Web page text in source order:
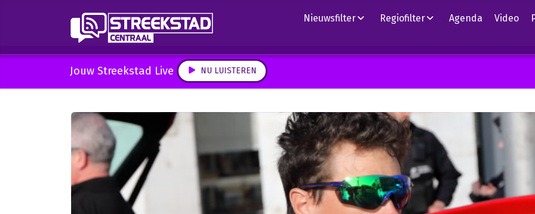
Nieuwsfilter Regiofilter Agenda Video
Jouw Streekstad Live NU LUISTEREN